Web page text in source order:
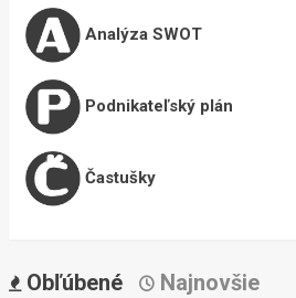
Analýza SWOT
Podnikateľský plán
Častušky
Obľúbené Najnovšie